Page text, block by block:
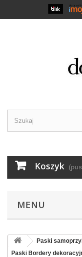
Koszyk
MENU
Paski
Paski Bordery